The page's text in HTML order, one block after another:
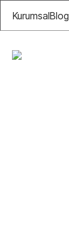
KurumsalBlog